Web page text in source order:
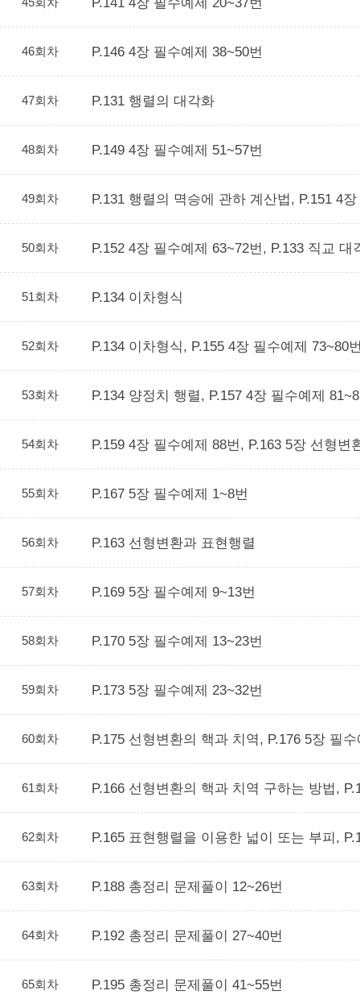
46회차 P.146 4장 필수예제 38~50번
47회차 P.131 행렬의 대각화
48회차 P.149 4장 필수예제 51~57번
49회차 P.131 행렬의 멱승에 관하 계산법, P.151 4
50회차 P.152 4장 필수예제 63~72번, P.133 직교 대
51회차 P.134 이차형식
52회차 P.134 이차형식, P.155 4장 필수예제 73~80
53회차 P.134 양정치 행렬, P.157 4장 필수예제
54회차 P.159 4장 필수예제 88번, P.163 5장 선형변
55회차 P.167 5장 필수예제 1~8번
56회차 P.163 선형변환과 표현행렬
57회차 P.169 5장 필수예제 9~13번
58회차 P.170 5장 필수예제 13~23번
59회차 P.173 5장 필수예제 23~32번
60회차 P.175 선형변환의 핵과 치역, P.176 5장 필
61회차 P.166 선형변환의 핵과 치역 구하는 방법,
62회차 P.165 표현행렬을 이용한 넓이 또는 부피,
63회차 P.188 총정리 문제풀이 12~26번
64회차 P.192 총정리 문제풀이 27~40번
65회차 P.195 총정리 문제풀이 41~55번